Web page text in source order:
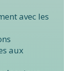
avec les
aux